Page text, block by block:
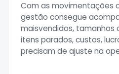
Com as movimentações
gestão consegue
maisvendidos, tamanhos
itens parados, custos,
precisam de ajuste na